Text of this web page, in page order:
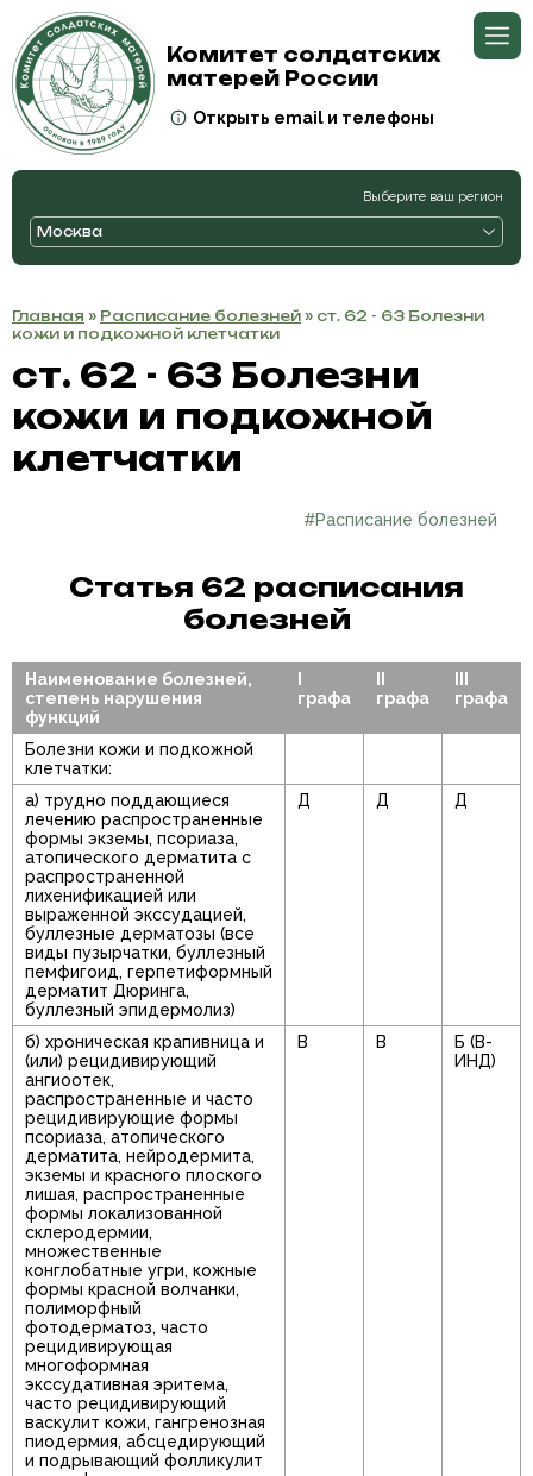
Комитет солдатских
матерей России
Открыть email и телефоны
Выберите ваш регион
Москва
Главная » Расписание болезней » ст. 62 - 63 Болезни
кожи и подкожной клетчатки
ст. 62 - 63 Болезни
кожи и подкожной
клетчатки
#Расписание болезней
Статья 62 расписания
болезней
Наименование болезней,
степень нарушения
функций
I
графа
II
графа
III
графа
Болезни кожи и подкожной
клетчатки:
а) трудно поддающиеся
лечению распространенные
формы экземы, псориаза,
атопического дерматита с
распространенной
лихенификацией или
выраженной экссудацией,
буллезные дерматозы (все
виды пузырчатки, буллезный
пемфигоид, герпетиформный
дерматит Дюринга,
буллезный эпидермолиз)
Д Д Д
б) хроническая крапивница и
(или) рецидивирующий
ангиоотек,
распространенные и часто
рецидивирующие формы
псориаза, атопического
дерматита, нейродермита,
экземы и красного плоского
лишая, распространенные
формы локализованной
склеродермии,
множественные
конглобатные угри, кожные
формы красной волчанки,
полиморфный
фотодерматоз, часто
рецидивирующая
многоформная
экссудативная эритема,
часто рецидивирующий
васкулит кожи, гангренозная
пиодермия, абсцедирующий
и подрывающий фолликулит
В В
Б (В-
ИНД)